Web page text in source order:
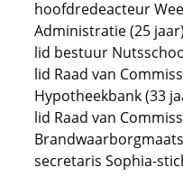
hoofdredeacteur
Administratie (25 jaar)
lid bestuur
lid Raad van
Hypotheekbank (33
lid Raad van
secretaris Sophia-